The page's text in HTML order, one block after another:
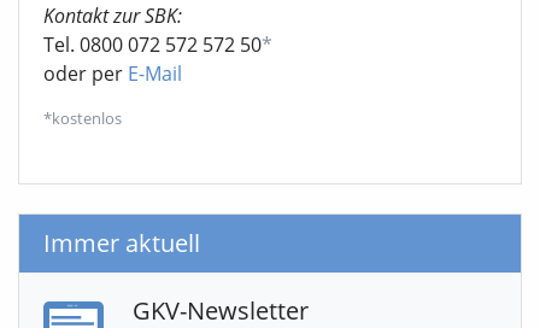
Kontakt zur SBK:
Tel. 0800 072 572 572 50*
oder per E-Mail
*kostenlos
Immer aktuell
GKV-Newsletter